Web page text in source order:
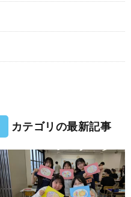
カテゴリの最新記事